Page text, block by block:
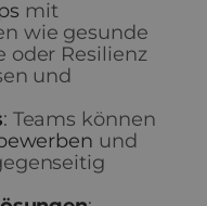
mit
wie gesunde
oder Resilienz
und
: Teams können
und